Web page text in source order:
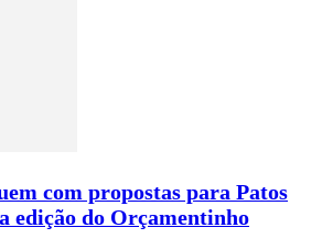
com propostas para Patos
edição do Orçamentinho